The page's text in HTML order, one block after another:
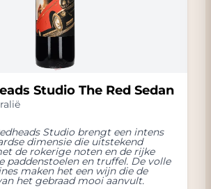
Studio The Red Sedan
Studio brengt een intens
dimensie die uitstekend
de rokerige noten en de rijke
paddenstoelen en truffel. De volle
maken het een wijn die de
het gebraad mooi aanvult.